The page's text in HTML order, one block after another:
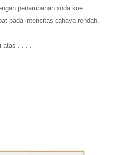
penambahan soda kue.
pada intensitas cahaya rendah.
atas . . . .